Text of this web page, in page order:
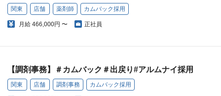
関東 店舗 薬剤師 カムバック採用
月給 466,000円 〜 正社員
【調剤事務】＃カムバック＃出戻り#アルムナイ採用
関東 店舗 調剤事務 カムバック採用